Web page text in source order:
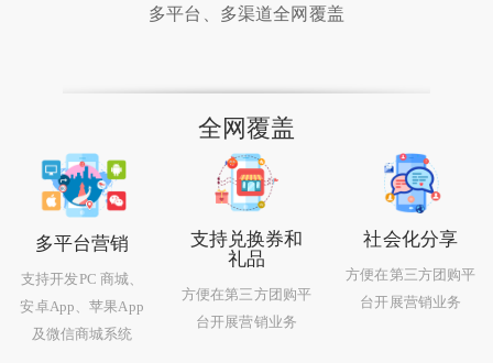
多平台、多渠道全网覆盖
全网覆盖
多平台营销
支持开发PC 商城、
安卓App、苹果App
及微信商城系统
支持兑换券和
礼品
方便在第三方团购平
台开展营销业务
社会化分享
方便在第三方团购平
台开展营销业务